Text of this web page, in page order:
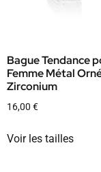
Bague Tendance
Femme Métal
Zirconium
16,00 €
Voir les tailles